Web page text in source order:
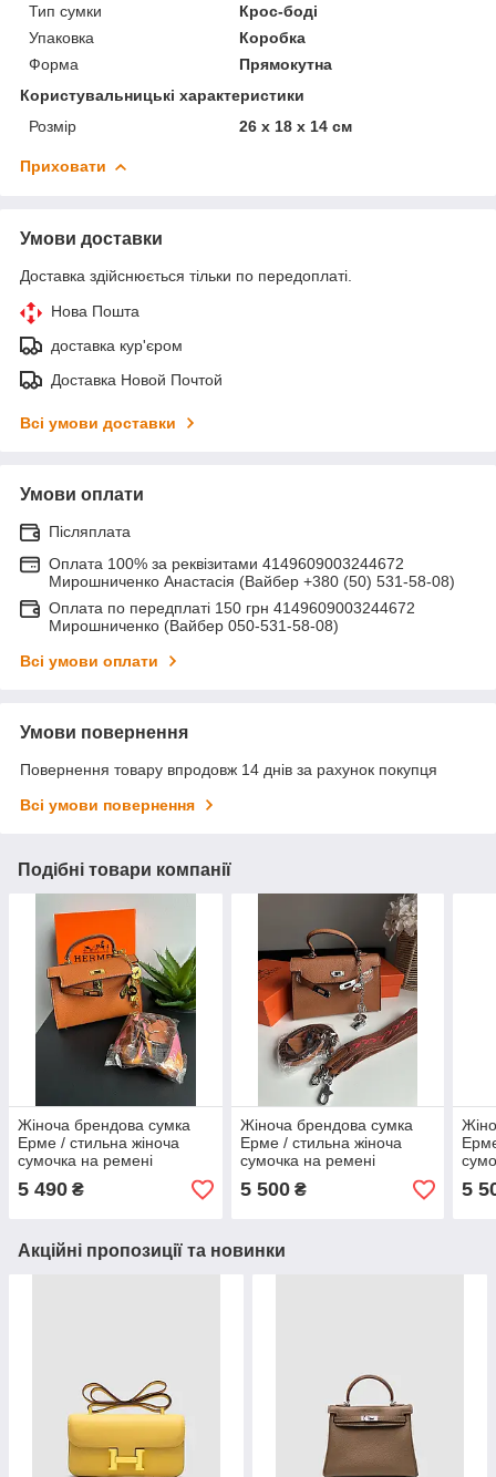
Тип сумки
Крос-боді
Упаковка
Коробка
Форма
Прямокутна
Користувальницькі характеристики
Розмір
26 х 18 х 14 см
Приховати
Умови доставки
Доставка здійснюється тільки по передоплаті.
Нова Пошта
доставка кур'єром
Доставка Новой Почтой
Всі умови доставки
Умови оплати
Післяплата
Оплата 100% за реквізитами 4149609003244672
Мирошниченко Анастасія (Вайбер +380 (50) 531-58-08)
Оплата по передплаті 150 грн 4149609003244672
Мирошниченко (Вайбер 050-531-58-08)
Всі умови оплати
Умови повернення
Повернення товару впродовж 14 днів за рахунок покупця
Всі умови повернення
Подібні товари компанії
Жіноча брендова сумка
Ерме / стильна жіноча
сумочка на ремені
5 490 ₴
Жіноча брендова сумка
Ерме / стильна жіноча
сумочка на ремені
5 500₴ 5
Акційні пропозиції та новинки